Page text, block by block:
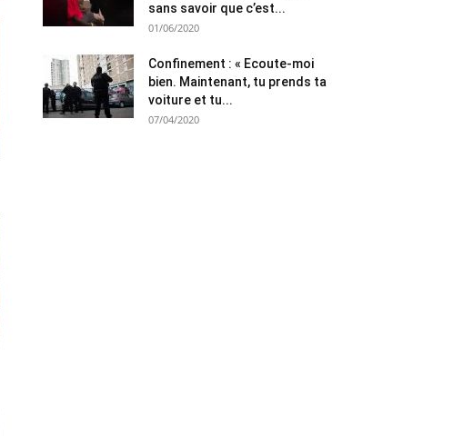
sans savoir que c’est...
01/06/2020
Confinement : « Ecoute-moi
bien. Maintenant, tu prends ta
voiture et tu...
07/04/2020